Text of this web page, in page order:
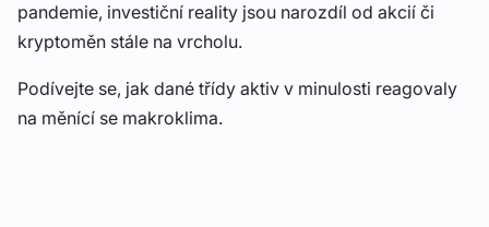
pandemie, investiční reality jsou narozdíl od akcií či
kryptoměn stále na vrcholu.
Podívejte se, jak dané třídy aktiv v minulosti reagovaly
na měnící se makroklima.